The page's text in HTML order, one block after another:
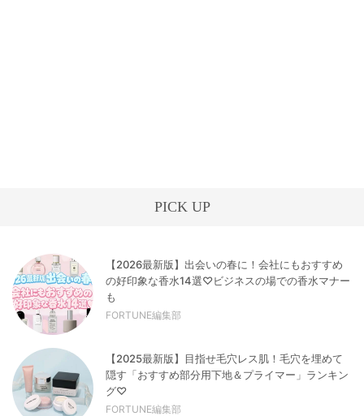
PICK UP
【2026最新版】出会いの春に！会社にもおすすめ
の好印象な香水14選♡ビジネスの場での香水マナー
も
FORTUNE編集部
【2025最新版】目指せ毛穴レス肌！毛穴を埋めて
隠す「おすすめ部分用下地＆プライマー」ランキン
グ♡
FORTUNE編集部